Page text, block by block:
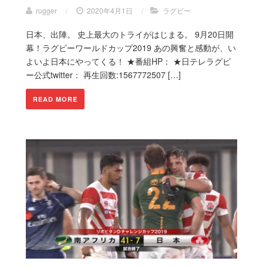
rugger / 2020年4月1日 / ラグビー
日本、出陣。 史上最大のトライがはじまる。 9月20日開
幕！ラグビーワールドカップ2019 あの興奮と感動が、い
よいよ日本にやってくる！ ★番組HP： ★日テレラグビ
ー公式twitter： 再生回数:1567772507 […]
READ MORE